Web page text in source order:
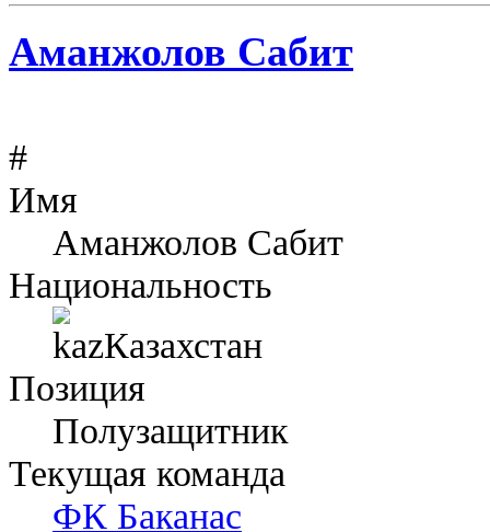
Аманжолов Сабит
#
Имя
Аманжолов Сабит
Национальность
Казахстан
Позиция
Полузащитник
Текущая команда
ФК Баканас